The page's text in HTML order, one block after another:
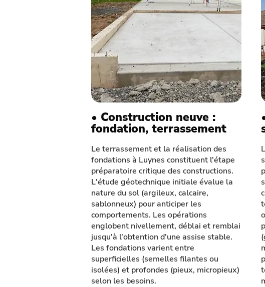
• Construction neuve :
fondation, terrassement
Le terrassement et la réalisation des
fondations à Luynes constituent l'étape
préparatoire critique des constructions.
L'étude géotechnique initiale évalue la
nature du sol (argileux, calcaire,
sablonneux) pour anticiper les
comportements. Les opérations
englobent nivellement, déblai et remblai
jusqu'à l'obtention d'une assise stable.
Les fondations varient entre
superficielles (semelles filantes ou
isolées) et profondes (pieux, micropieux)
selon les besoins.